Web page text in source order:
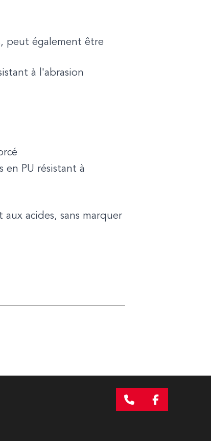
peut également être
à l'abrasion
en PU résistant à
acides, sans marquer